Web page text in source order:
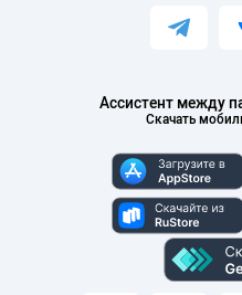
Ассистент между
Скачать